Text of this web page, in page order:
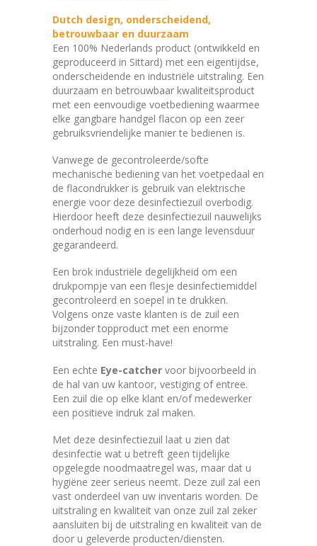
Dutch design, onderscheidend,
betrouwbaar en duurzaam
Een 100% Nederlands product (ontwikkeld en
geproduceerd in Sittard) met een eigentijdse,
onderscheidende en industriële uitstraling. Een
duurzaam en betrouwbaar kwaliteitsproduct
met een eenvoudige voetbediening waarmee
elke gangbare handgel flacon op een zeer
gebruiksvriendelijke manier te bedienen is.
Vanwege de gecontroleerde/softe
mechanische bediening van het voetpedaal en
de flacondrukker is gebruik van elektrische
energie voor deze desinfectiezuil overbodig.
Hierdoor heeft deze desinfectiezuil nauwelijks
onderhoud nodig en is een lange levensduur
gegarandeerd.
Een brok industriële degelijkheid om een
drukpompje van een flesje desinfectiemiddel
gecontroleerd en soepel in te drukken.
Volgens onze vaste klanten is de zuil een
bijzonder topproduct met een enorme
uitstraling. Een must-have!
Een echte Eye-catcher voor bijvoorbeeld in
de hal van uw kantoor, vestiging of entree.
Een zuil die op elke klant en/of medewerker
een positieve indruk zal maken.
Met deze desinfectiezuil laat u zien dat
desinfectie wat u betreft geen tijdelijke
opgelegde noodmaatregel was, maar dat u
hygiëne zeer serieus neemt. Deze zuil zal een
vast onderdeel van uw inventaris worden. De
uitstraling en kwaliteit van onze zuil zal zeker
aansluiten bij de uitstraling en kwaliteit van de
door u geleverde producten/diensten.